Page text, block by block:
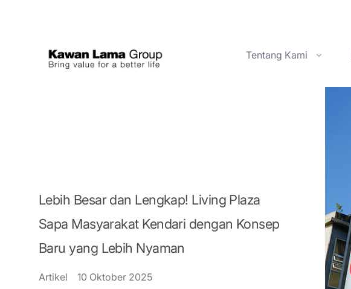
Tentang Kami
Ruang Berita
Investor
Karir
Lebih Besar dan Lengkap! Living Plaza
Sapa Masyarakat Kendari dengan Konsep
Baru yang Lebih Nyaman
Artikel 10 Oktober 2025